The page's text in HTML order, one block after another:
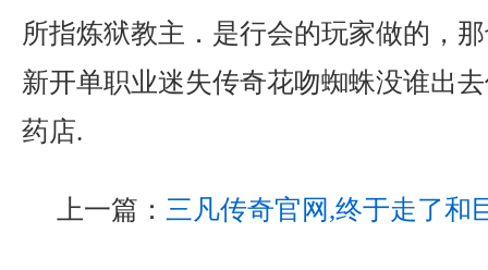
所指炼狱教主．是行会的玩家做的，
新开单职业迷失传奇花吻蜘蛛没谁出
药店.
上一篇： 三凡传奇官网,终于走了和